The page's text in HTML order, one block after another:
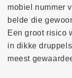
mobiel nummer
belde die
Een groot risico
in dikke
meest